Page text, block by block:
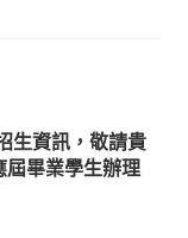
生資訊，敬請貴
畢業學生辦理